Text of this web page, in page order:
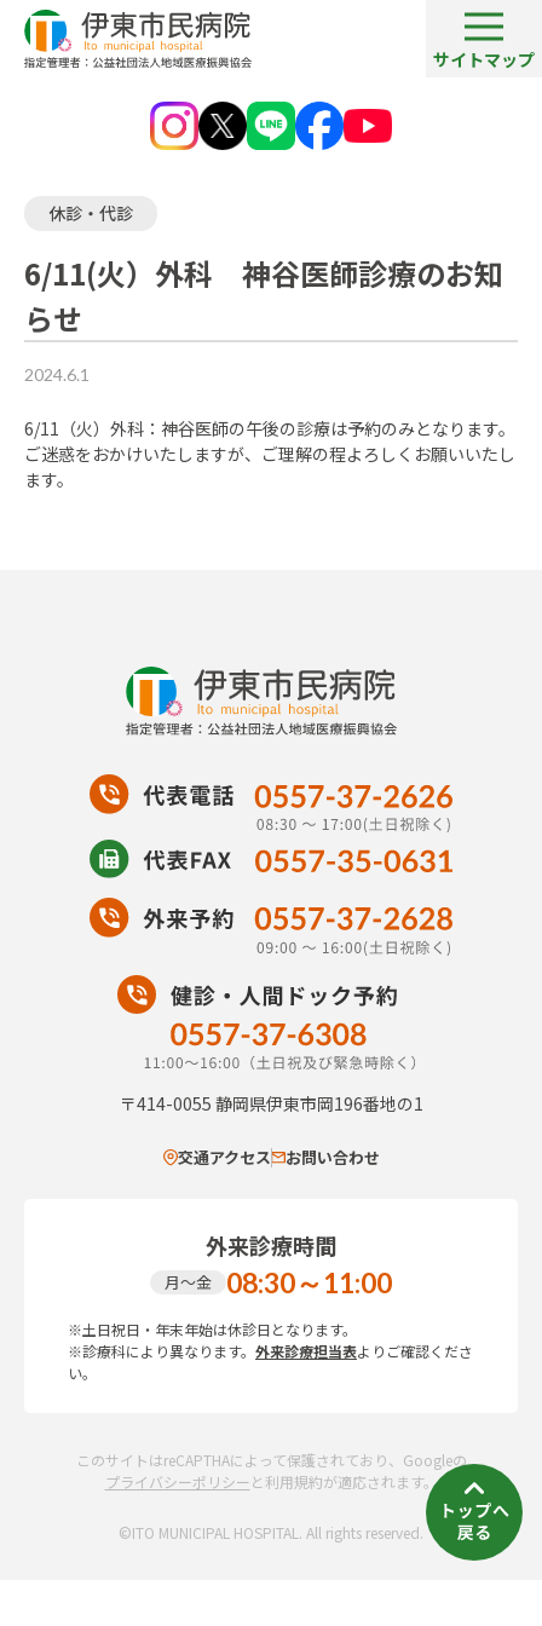
サイトマップ
お知らせ（一覧）6/11(火）外科 神谷医師診療のお知らせ
休診・代診
6/11(火）外科 神谷医師診療のお知
らせ
2024.6.1
6/11（火）外科：神谷医師の午後の診療は予約のみとなります。
ご迷惑をおかけいたしますが、ご理解の程よろしくお願いいたし
ます。
〒414-0055 静岡県伊東市岡196番地の1
交通アクセス お問い合わせ
外来診療時間
月～金 08:30～11:00
※土日祝日・年末年始は休診日となります。
※診療科により異なります。 外来診療担当表よりご確認くださ
い。
このサイトはreCAPTHAによって保護されており、Googleの
プライバシーポリシーと利用規約が適応されます。
©ITO MUNICIPAL HOSPITAL. All rights reserved.